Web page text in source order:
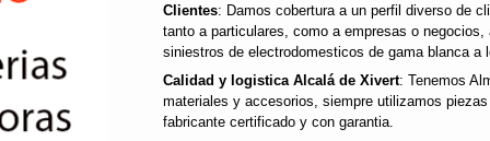
Clientes: Damos cobertura a un perfil diverso de
tanto a particulares, como a empresas o
siniestros de electrodomesticos de gama blanca a
Calidad y logistica Alcalá de Xivert: Tenemos
materiales y accesorios, siempre utilizamos
fabricante certificado y con garantia.